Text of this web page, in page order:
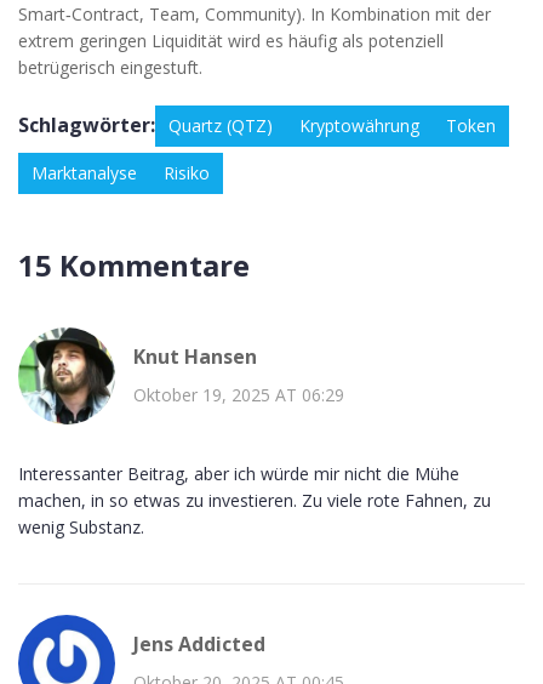
Smart‑Contract, Team, Community). In Kombination mit der
extrem geringen Liquidität wird es häufig als potenziell
betrügerisch eingestuft.
Schlagwörter: Quartz (QTZ) Kryptowährung Token
Marktanalyse Risiko
15 Kommentare
Knut Hansen
Oktober 19, 2025 AT 06:29
Interessanter Beitrag, aber ich würde mir nicht die Mühe
machen, in so etwas zu investieren. Zu viele rote Fahnen, zu
wenig Substanz.
Jens Addicted